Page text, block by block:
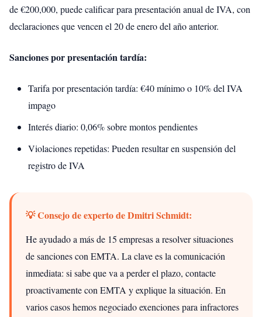
de €200,000, puede calificar para presentación anual de IVA, con
declaraciones que vencen el 20 de enero del año anterior.
Sanciones por presentación tardía:
Tarifa por presentación tardía: €40 mínimo o 10% del IVA
impago
Interés diario: 0,06% sobre montos pendientes
Violaciones repetidas: Pueden resultar en suspensión del
registro de IVA
💡 Consejo de experto de Dmitri Schmidt:
He ayudado a más de 15 empresas a resolver situaciones
de sanciones con EMTA. La clave es la comunicación
inmediata: si sabe que va a perder el plazo, contacte
proactivamente con EMTA y explique la situación. En
varios casos hemos negociado exenciones para infractores